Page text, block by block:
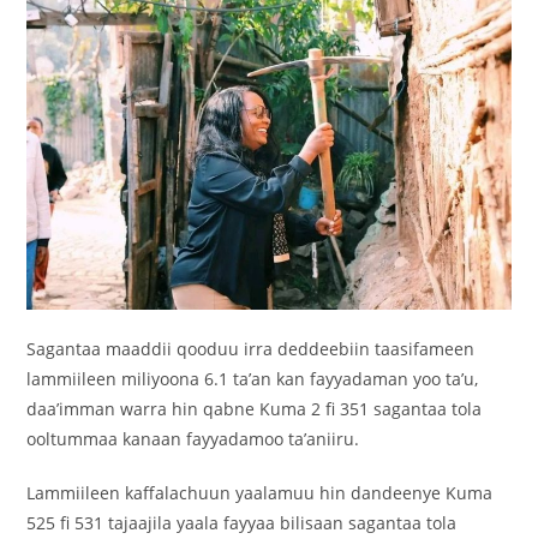
Sagantaa maaddii qooduu irra deddeebiin taasifameen
lammiileen miliyoona 6.1 ta’an kan fayyadaman yoo ta’u,
daa’imman warra hin qabne Kuma 2 fi 351 sagantaa tola
ooltummaa kanaan fayyadamoo ta’aniiru.
Lammiileen kaffalachuun yaalamuu hin dandeenye Kuma
525 fi 531 tajaajila yaala fayyaa bilisaan sagantaa tola